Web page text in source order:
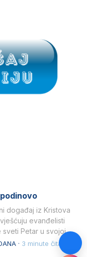
događaj iz Kristova
evanđelisti
sveti Petar u svojoj
· 3 minute čitanja